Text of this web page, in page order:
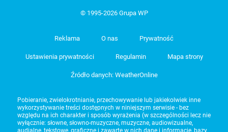
© 1995-2026 Grupa WP
Reklama O nas Prywatność
Ustawienia prywatności Regulamin Mapa strony
Źródło danych: WeatherOnline
Pobieranie, zwielokrotnianie, przechowywanie lub jakiekolwiek inne
wykorzystywanie treści dostępnych w niniejszym serwisie - bez
względu na ich charakter i sposób wyrażenia (w szczególności lecz nie
wyłącznie: słowne, słowno-muzyczne, muzyczne, audiowizualne,
audialne, tekstowe, graficzne i zawarte w nich dane i informacje, bazy